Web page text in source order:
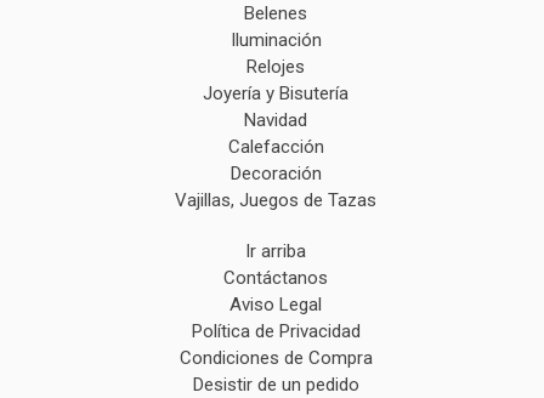
Belenes
Iluminación
Relojes
Joyería y Bisutería
Navidad
Calefacción
Decoración
Vajillas, Juegos de Tazas
Ir arriba
Contáctanos
Aviso Legal
Política de Privacidad
Condiciones de Compra
Desistir de un pedido